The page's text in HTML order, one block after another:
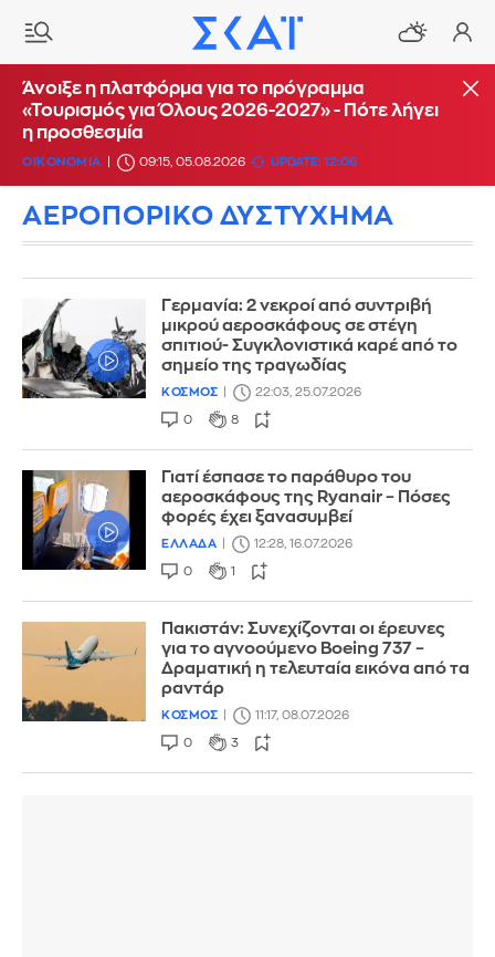
Άνοιξε η πλατφόρμα για το πρόγραμμα
«Τουρισμός για Όλους 2026-2027» - Πότε λήγει
η προσθεσμία
ΟΙΚΟΝΟΜΙΑ 09:15, 05.08.2026 UPDATE: 12:06
ΑΕΡΟΠΟΡΙΚΟ ΔΥΣΤΥΧΗΜΑ
Γερμανία: 2 νεκροί από συντριβή
μικρού αεροσκάφους σε στέγη
σπιτιού- Συγκλονιστικά καρέ από το
σημείο της τραγωδίας
ΚΟΣΜΟΣ 22:03, 25.07.2026
0 8
Γιατί έσπασε το παράθυρο του
αεροσκάφους της Ryanair – Πόσες
φορές έχει ξανασυμβεί
ΕΛΛΑΔΑ 12:28, 16.07.2026
0 1
Πακιστάν: Συνεχίζονται οι έρευνες
για το αγνοούμενο Boeing 737 –
Δραματική η τελευταία εικόνα από τα
ραντάρ
ΚΟΣΜΟΣ 11:17, 08.07.2026
0 3